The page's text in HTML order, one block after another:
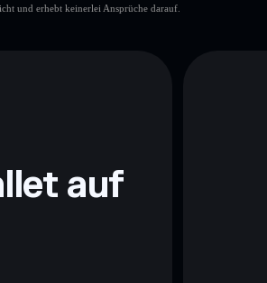
und erhebt keinerlei Ansprüche darauf.
auf